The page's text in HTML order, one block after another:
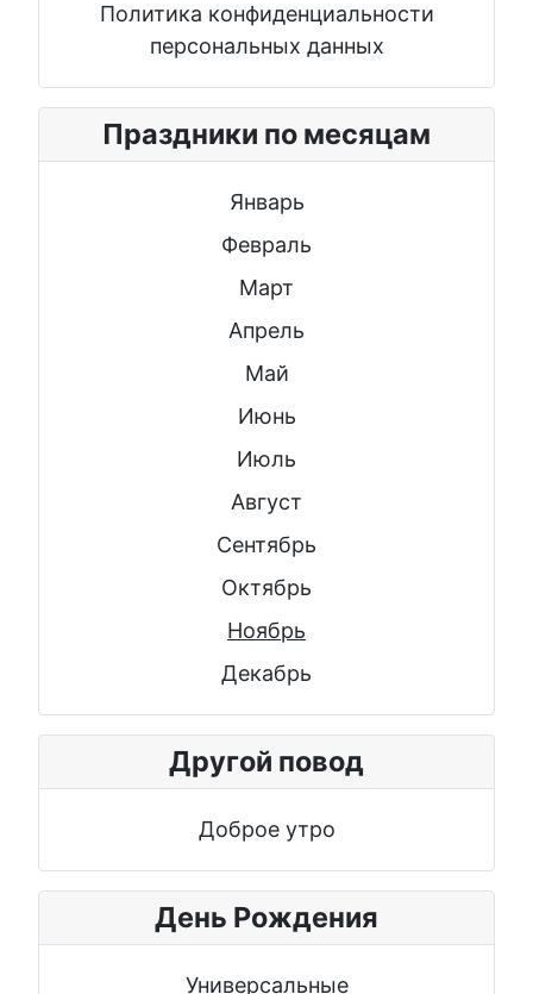
Политика конфиденциальности
персональных данных
Праздники по месяцам
Январь
Февраль
Март
Апрель
Май
Июнь
Июль
Август
Сентябрь
Октябрь
Ноябрь
Декабрь
Другой повод
Доброе утро
День Рождения
Универсальные